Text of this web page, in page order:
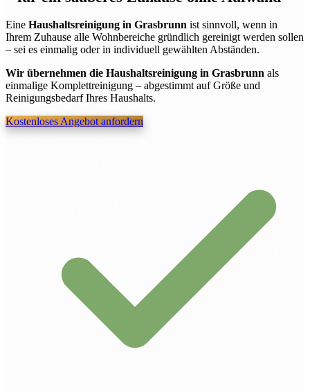
Eine Haushaltsreinigung in Grasbrunn ist sinnvoll, wenn in
Ihrem Zuhause alle Wohnbereiche gründlich gereinigt werden sollen
– sei es einmalig oder in individuell gewählten Abständen.
Wir übernehmen die Haushaltsreinigung in Grasbrunn als
einmalige Komplettreinigung – abgestimmt auf Größe und
Reinigungsbedarf Ihres Haushalts.
Kostenloses Angebot anfordern